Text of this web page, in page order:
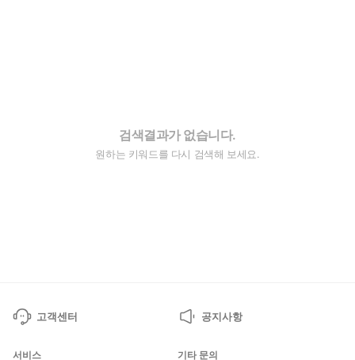
검색결과가 없습니다.
원하는 키워드를 다시 검색해 보세요.
고객센터 공지사항
서비스 기타 문의